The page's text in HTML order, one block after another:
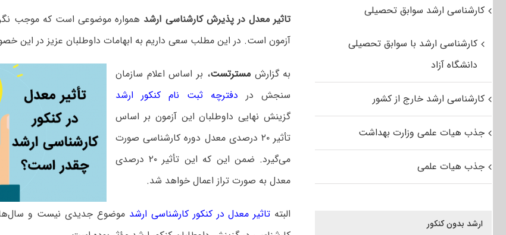
تاثیر معدل در پذیرش کارشناسی ارشد همواره موضوعی است که موجب
آزمون است. در این مطلب سعی داریم به ابهامات داوطلبان عزیز در این
به گزارشمسترتست، بر اساس اعلام سازمان
سنجش در دفترچه ثبت نام کنکور ارشد
گزینش نهایی داوطلبان این آزمون بر اساس
تأثیر ۲۰ درصدی معدل دوره کارشناسی صورت
می‌گیرد. ضمن این که این تأثیر ۲۰ درصدی
معدل به صورت تراز اعمال خواهد شد.
البته تاثیر معدل در کنکور کارشناسی ارشد موضوع جدیدی نیست و
کارشناسی ارشد سوابق تحصیلی
کارشناسی ارشد با سوابق تحصیلی
دانشگاه آزاد
کارشناسی ارشد خارج از کشور
جذب هیات علمی وزارت بهداشت
جذب هیات علمی
ارشد بدون کنکور